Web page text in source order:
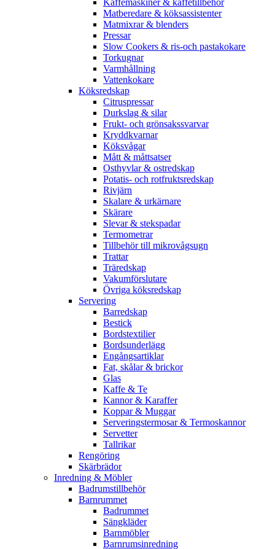
Kaffemaskiner & kaffetillbehör
Matberedare & köksassistenter
Matmixrar & blenders
Pressar
Slow Cookers & ris-och pastakokare
Torkugnar
Varmhållning
Vattenkokare
Köksredskap
Citruspressar
Durkslag & silar
Frukt- och grönsakssvarvar
Kryddkvarnar
Köksvågar
Mått & måttsatser
Osthyvlar & ostredskap
Potatis- och rotfruktsredskap
Rivjärn
Skalare & urkärnare
Skärare
Slevar & stekspadar
Termometrar
Tillbehör till mikrovågsugn
Trattar
Träredskap
Vakumförslutare
Övriga köksredskap
Servering
Barredskap
Bestick
Bordstextilier
Bordsunderlägg
Engångsartiklar
Fat, skålar & brickor
Glas
Kaffe & Te
Kannor & Karaffer
Koppar & Muggar
Serveringstermosar & Termoskannor
Servetter
Tallrikar
Rengöring
Skärbrädor
Inredning & Möbler
Badrumstillbehör
Barnrummet
Badrummet
Sängkläder
Barnmöbler
Barnrumsinredning